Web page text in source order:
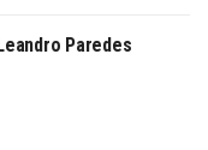
Paredes